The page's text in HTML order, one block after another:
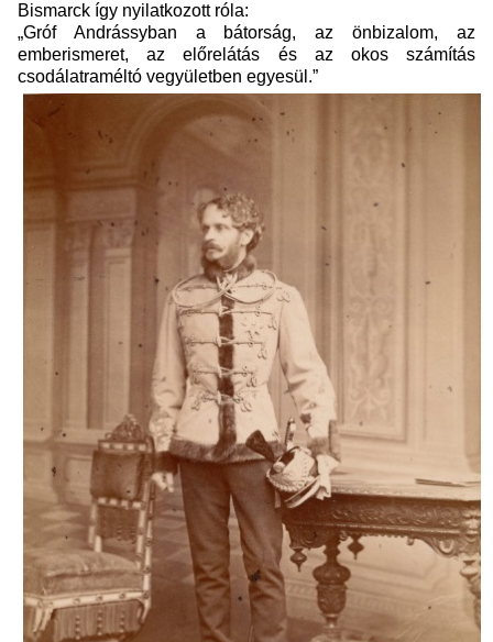
Bismarck így nyilatkozott róla:
„Gróf Andrássyban a bátorság, az önbizalom, az
emberismeret, az előrelátás és az okos számítás
csodálatraméltó vegyületben egyesül.”